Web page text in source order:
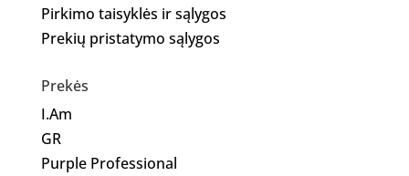
Pirkimo taisyklės ir sąlygos
Prekių pristatymo sąlygos
Prekės
I.Am
GR
Purple Professional